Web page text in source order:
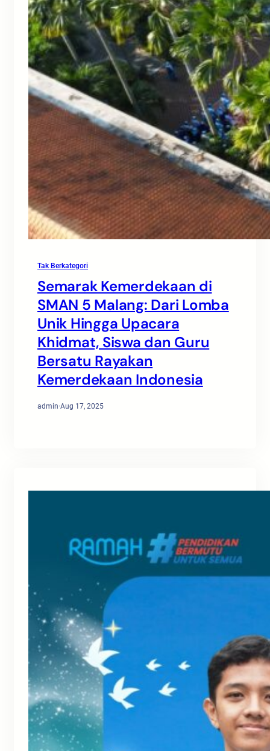
Tak Berkategori
Semarak Kemerdekaan di
SMAN 5 Malang: Dari Lomba
Unik Hingga Upacara
Khidmat, Siswa dan Guru
Bersatu Rayakan
Kemerdekaan Indonesia
admin·Aug 17, 2025